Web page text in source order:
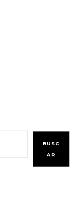
BUSC
AR